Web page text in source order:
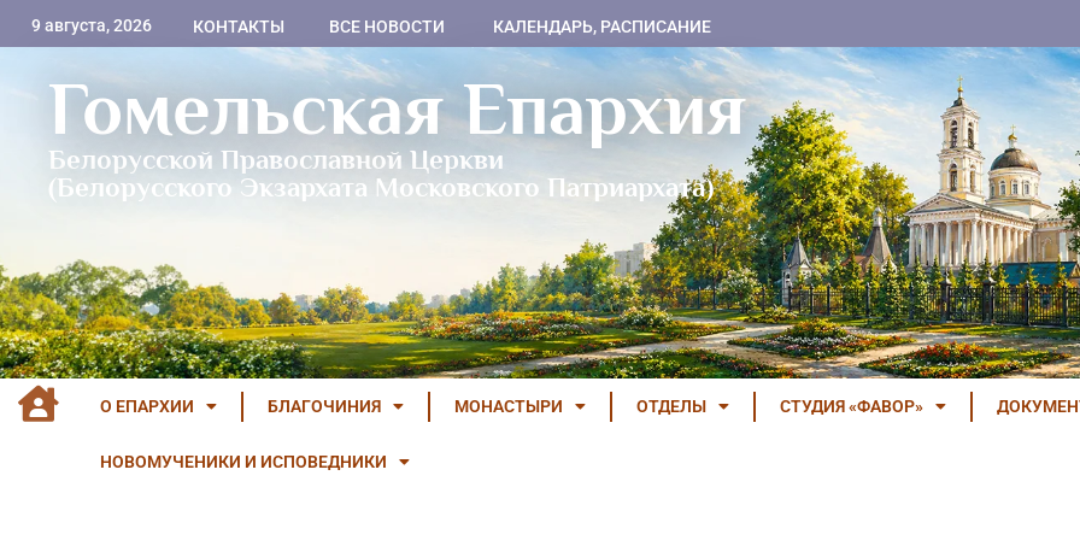
9 августа, 2026 КОНТАКТЫ ВСЕ НОВОСТИ КАЛЕНДАРЬ, РАСПИСАНИЕ
Гомельская Епархия
Белорусской Православной Церкви
(Белорусского Экзархата Московского Патриархата)
О ЕПАРХИИ БЛАГОЧИНИЯ МОНАСТЫРИ ОТДЕЛЫ СТУДИЯ «ФАВОР»
НОВОМУЧЕНИКИ И ИСПОВЕДНИКИ